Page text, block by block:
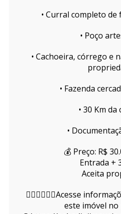
• Curral completo
• Poço
• Cachoeira, córrego e
• Fazenda
• 30 Km da
•
💰 Preço: R$
Entrada +
Aceita
👇🏻👇🏻👇🏻Acesse
este imóvel no